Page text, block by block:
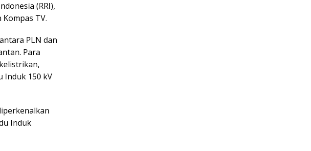
(RRI),
TV.
PLN dan
Para
Induk 150 kV
Induk